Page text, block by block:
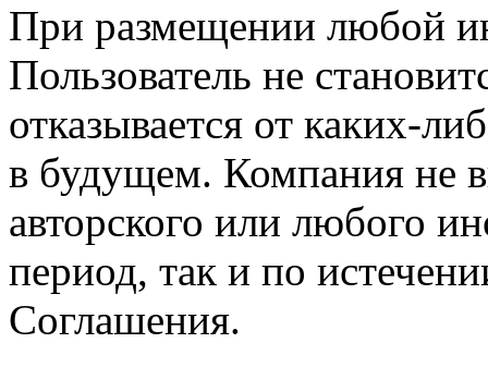
При размещении любой
Пользователь не
отказывается от каких-
в будущем. Компания не
авторского или любого
период, так и по
Соглашения.